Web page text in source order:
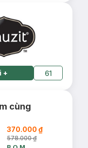
+ 61
cùng
370.000 ₫
578.000 ₫